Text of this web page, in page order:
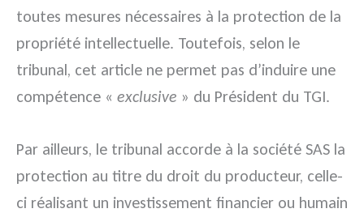
toutes mesures nécessaires à la protection de la
propriété intellectuelle. Toutefois, selon le
tribunal, cet article ne permet pas d’induire une
compétence « exclusive » du Président du TGI.
Par ailleurs, le tribunal accorde à la société SAS la
protection au titre du droit du producteur, celle-
ci réalisant un investissement financier ou humain